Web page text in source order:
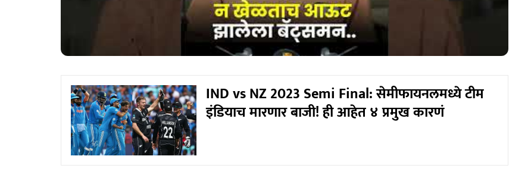
IND vs NZ 2023 Semi Final: सेमीफायनलमध्ये टीम
इंडियाच मारणार बाजी! ही आहेत ४ प्रमुख कारणं